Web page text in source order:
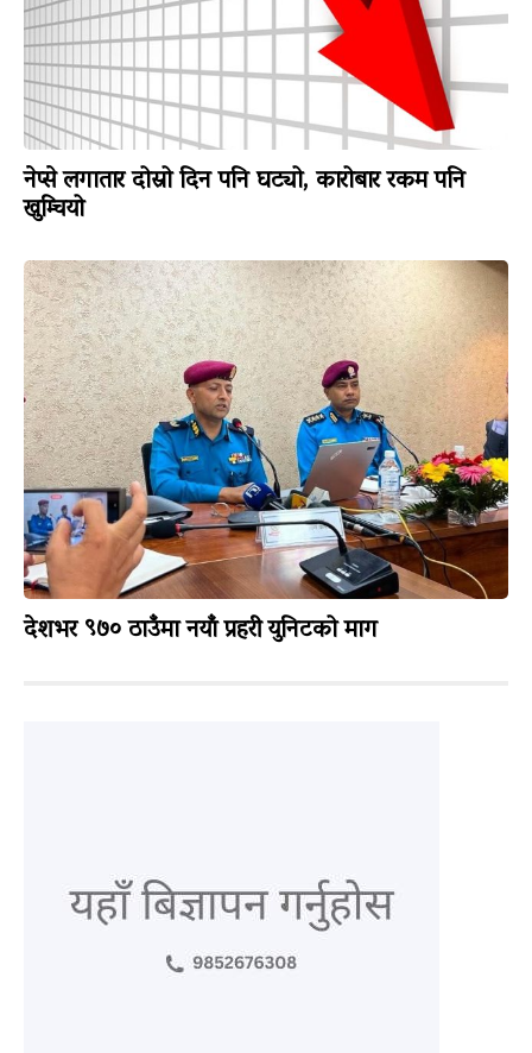
नेप्से लगातार दोस्रो दिन पनि घट्यो, कारोबार रकम पनि
खुम्चियो
देशभर ९७० ठाउँमा नयाँ प्रहरी युनिटको माग